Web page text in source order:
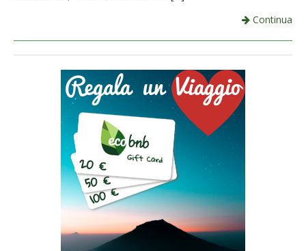
Continua